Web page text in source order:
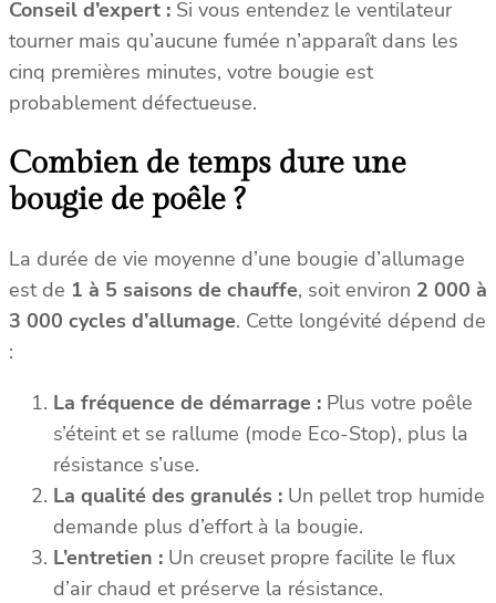
0
2
)
Conseil d’expert : Si vous entendez le ventilateur
tourner mais qu’aucune fumée n’apparaît dans les
cinq premières minutes, votre bougie est
probablement défectueuse.
Combien de temps dure une
bougie de poêle ?
La durée de vie moyenne d’une bougie d’allumage
est de 1 à 5 saisons de chauffe, soit environ 2 000 à
3 000 cycles d’allumage. Cette longévité dépend de
:
La fréquence de démarrage : Plus votre poêle
s’éteint et se rallume (mode Eco-Stop), plus la
résistance s’use.
La qualité des granulés : Un pellet trop humide
demande plus d’effort à la bougie.
L’entretien : Un creuset propre facilite le flux
d’air chaud et préserve la résistance.